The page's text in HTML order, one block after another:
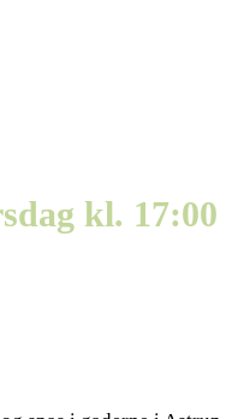
kl. 17:00